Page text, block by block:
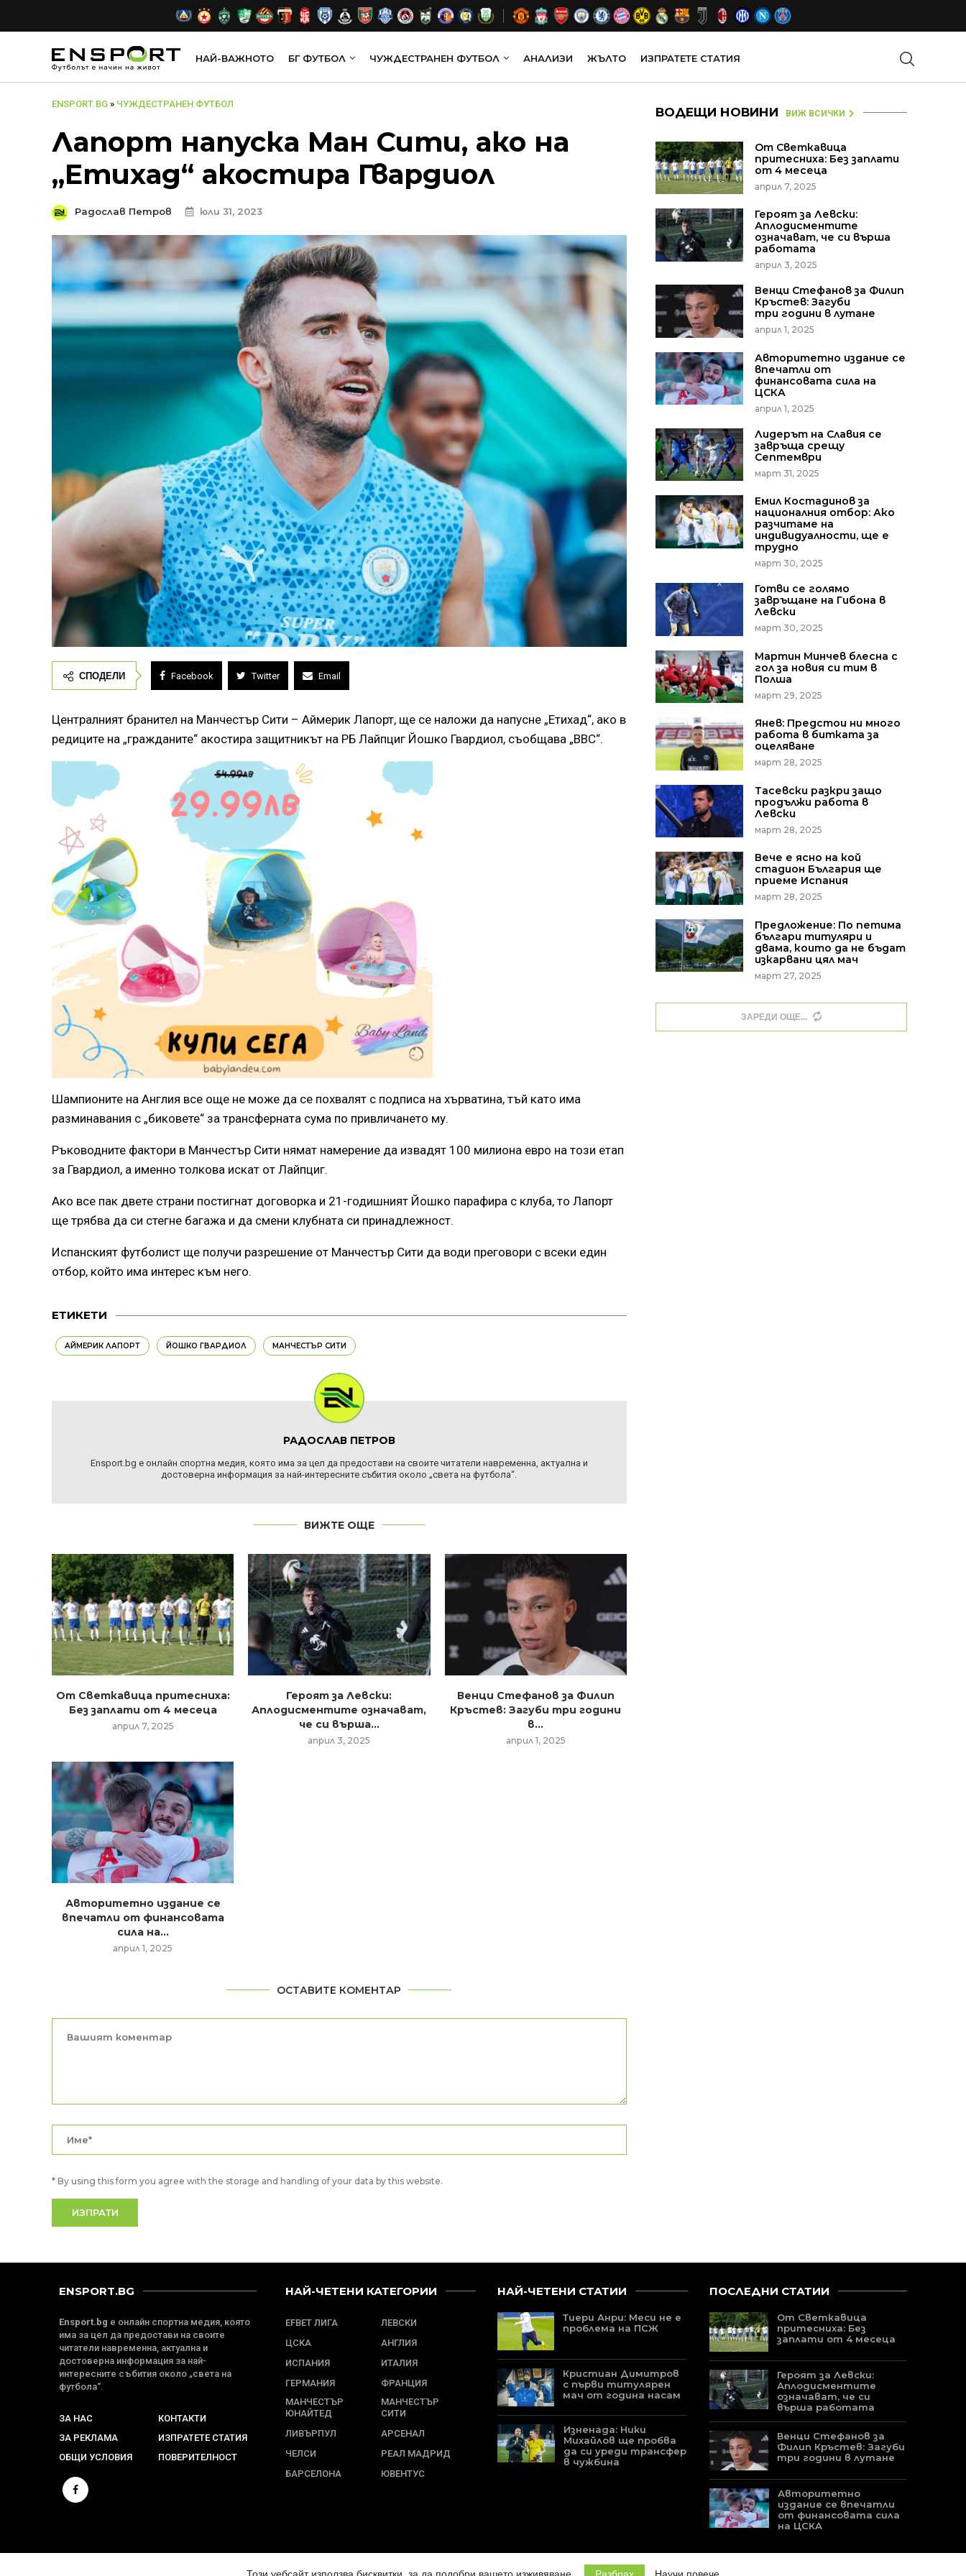
НАЙ-ВАЖНОТО БГ ФУТБОЛ ЧУЖДЕСТРАНЕН ФУТБОЛ АНАЛИЗИ ЖЪЛТО ИЗПРАТЕТЕ СТАТИЯ
ENSPORT.BG » ЧУЖДЕСТРАНЕН ФУТБОЛ
Лапорт напуска Ман Сити, ако на
„Етихад“ акостира Гвардиол
Радослав Петров юли 31, 2023
СПОДЕЛИ Facebook Twitter Email
Централният бранител на Манчестър Сити – Аймерик Лапорт, ще се наложи да напусне „Етихад“, ако в
редиците на „гражданите“ акостира защитникът на РБ Лайпциг Йошко Гвардиол, съобщава „BBC“.
Шампионите на Англия все още не може да се похвалят с подписа на хърватина, тъй като има
разминавания с „биковете“ за трансферната сума по привличането му.
Ръководните фактори в Манчестър Сити нямат намерение да извадят 100 милиона евро на този етап
за Гвардиол, а именно толкова искат от Лайпциг.
Ако все пак двете страни постигнат договорка и 21-годишният Йошко парафира с клуба, то Лапорт
ще трябва да си стегне багажа и да смени клубната си принадлежност.
Испанският футболист ще получи разрешение от Манчестър Сити да води преговори с всеки един
отбор, който има интерес към него.
ЕТИКЕТИ
АЙМЕРИК ЛАПОРТ ЙОШКО ГВАРДИОЛ МАНЧЕСТЪР СИТИ
РАДОСЛАВ ПЕТРОВ
Ensport.bg е онлайн спортна медия, която има за цел да предостави на своите читатели навременна, актуална и
достоверна информация за най-интересните събития около „света на футбола“.
ВИЖТЕ ОЩЕ
От Светкавица притесниха:
Без заплати от 4 месеца
април 7, 2025
Героят за Левски:
Аплодисментите означават,
че си върша...
април 3, 2025
Венци Стефанов за Филип
Кръстев: Загуби три години
в...
април 1, 2025
Авторитетно издание се
впечатли от финансовата
сила на...
април 1, 2025
ОСТАВИТЕ КОМЕНТАР
* By using this form you agree with the storage and handling of your data by this website.
ВОДЕЩИ НОВИНИ ВИЖ ВСИЧКИ
От Светкавица
притесниха: Без заплати
от 4 месеца
април 7, 2025
Героят за Левски:
Аплодисментите
означават, че си върша
работата
април 3, 2025
Венци Стефанов за Филип
Кръстев: Загуби
три години в лутане
април 1, 2025
Авторитетно издание се
впечатли от
финансовата сила на
ЦСКА
април 1, 2025
Лидерът на Славия се
завръща срещу
Септември
март 31, 2025
Емил Костадинов за
националния отбор: Ако
разчитаме на
индивидуалности, ще е
трудно
март 30, 2025
Готви се голямо
завръщане на Гибона в
Левски
март 30, 2025
Мартин Минчев блесна с
гол за новия си тим в
Полша
март 29, 2025
Янев: Предстои ни много
работа в битката за
оцеляване
март 28, 2025
Тасевски разкри защо
продължи работа в
Левски
март 28, 2025
Вече е ясно на кой
стадион България ще
приеме Испания
март 28, 2025
Предложение: По петима
българи титуляри и
двама, които да не бъдат
изкарвани цял мач
март 27, 2025
ЗАРЕДИ ОЩЕ
ENSPORT.BG
Ensport.bg е онлайн спортна медия, която
има за цел да предостави на своите
читатели навременна, актуална и
достоверна информация за най-
интересните събития около „света на
футбола“.
ЗА НАС
КОНТАКТИ
ЗА РЕКЛАМА
ИЗПРАТЕТЕ СТАТИЯ
ОБЩИ УСЛОВИЯ
ПОВЕРИТЕЛНОСТ
НАЙ-ЧЕТЕНИ КАТЕГОРИИ
EFBET ЛИГА
ЛЕВСКИ
ЦСКА
АНГЛИЯ
ИСПАНИЯ
ИТАЛИЯ
ГЕРМАНИЯ
ФРАНЦИЯ
МАНЧЕСТЪР
ЮНАЙТЕД
МАНЧЕСТЪР
СИТИ
ЛИВЪРПУЛ
АРСЕНАЛ
ЧЕЛСИ
РЕАЛ МАДРИД
БАРСЕЛОНА
ЮВЕНТУС
НАЙ-ЧЕТЕНИ СТАТИИ
Тиери Анри: Меси не е
проблема на ПСЖ
Кристиан Димитров
с първи титулярен
мач от година насам
Изненада: Ники
Михайлов ще пробва
да си уреди трансфер
в чужбина
ПОСЛЕДНИ СТАТИИ
От Светкавица
притесниха: Без
заплати от 4 месеца
Героят за Левски:
Аплодисментите
означават, че си
върша работата
Венци Стефанов за
Филип Кръстев: Загуби
три години в лутане
Авторитетно
издание се впечатли
от финансовата сила
на ЦСКА
© 2024 ENSPORT.BG. ВСИЧКИ ПРАВА ЗАПАЗЕНИ. УЕБ-ДИЗАЙН И ИЗРАБОТКА ОТ